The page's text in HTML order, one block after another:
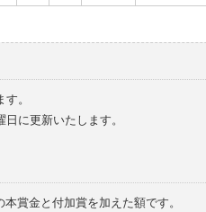
。
に更新いたします。
賞金と付加賞を加えた額です。